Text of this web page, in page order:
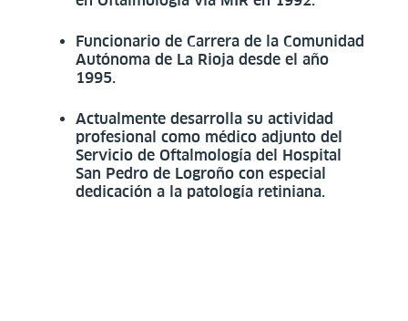
Funcionario de Carrera de la Comunidad
Autónoma de La Rioja desde el año
1995.
Actualmente desarrolla su actividad
profesional como médico adjunto del
Servicio de Oftalmología del Hospital
San Pedro de Logroño con especial
dedicación a la patología retiniana.